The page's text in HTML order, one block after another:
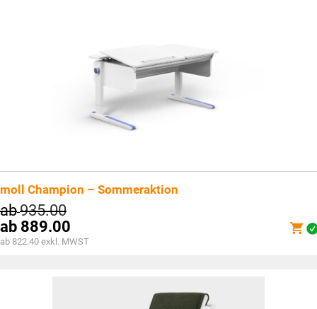
moll Champion – Sommeraktion
ab935.00
ab 889.00
ab 822.40 exkl. MWST